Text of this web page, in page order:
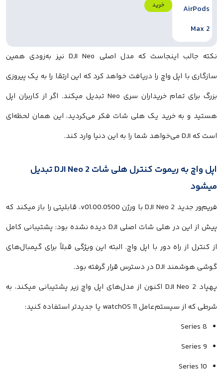
خرید
نکته جالب اینجاست که مدل اصلی DJI Neo نیز به‌زودی همین
سازگاری با اپل واچ را دریافت خواهد کرد که این ارتقا را به یک پیروزی
بزرگ برای تمام خریداران سری Neo تبدیل میکند. اگر از کاربران اپل
هستید و به خرید یک هلی شات فکر می‌کردید، این همان لحظه‌ای
است که DJI می‌خواهد شما را به این دنیا وارد کند.
اپل واچ به ریموت کنترل هلی شات DJI Neo 2 تبدیل
میشود
فریم‌ور جدید DJI Neo 2 با ورژن v01.00.0500، قابلیتی را باز میکند که
پیش از این در هلی شات اصلی DJI دیده نشده بود: پشتیبانی کامل
از کنترل از راه دور با اپل واچ. البته این ویژگی قبلاً برای گیمبال‌های
گوشی هوشمند DJI در دسترس قرار گرفته بود.
پهپاد DJI Neo 2 اکنون از مدل‌های اپل واچ زیر پشتیبانی میکند، به
شرطی که از سیستم‌عامل watchOS 11 یا جدیدتر استفاده کنید:
Series 8
Series 9
Series 10